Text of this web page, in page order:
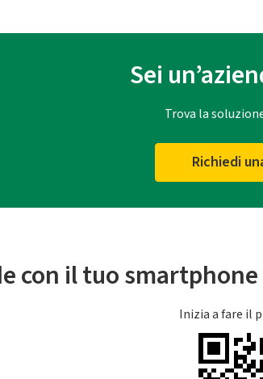
Sei
Trova la
Richiedi
con il tuo
Inizia a fare il